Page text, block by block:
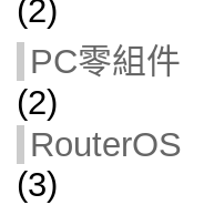
(2)
PC零組件
(2)
RouterOS
(3)